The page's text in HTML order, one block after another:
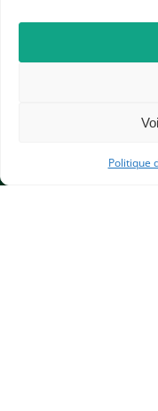
Politique
CONCOURS DE